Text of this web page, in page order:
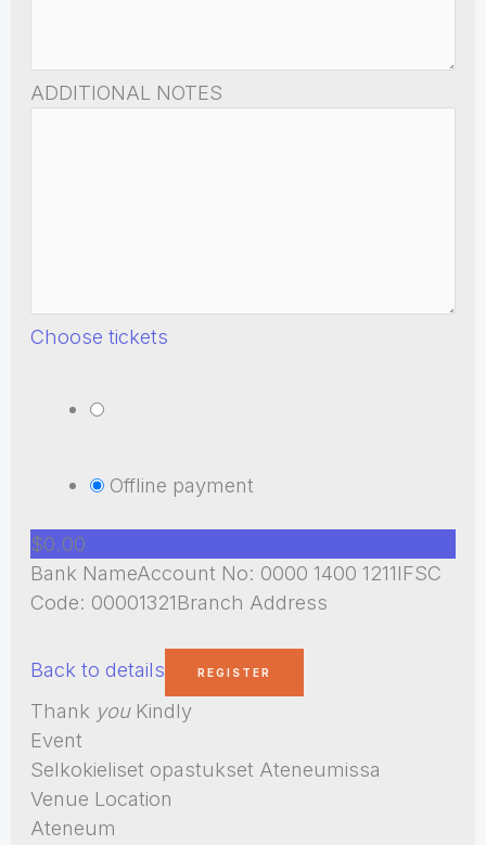
ADDITIONAL NOTES
Choose tickets
Offline payment
$0.00
Bank NameAccount No: 0000 1400 1211IFSC
Code: 00001321Branch Address
Back to details
Thank youKindly
Event
Selkokieliset opastukset Ateneumissa
Venue Location
Ateneum